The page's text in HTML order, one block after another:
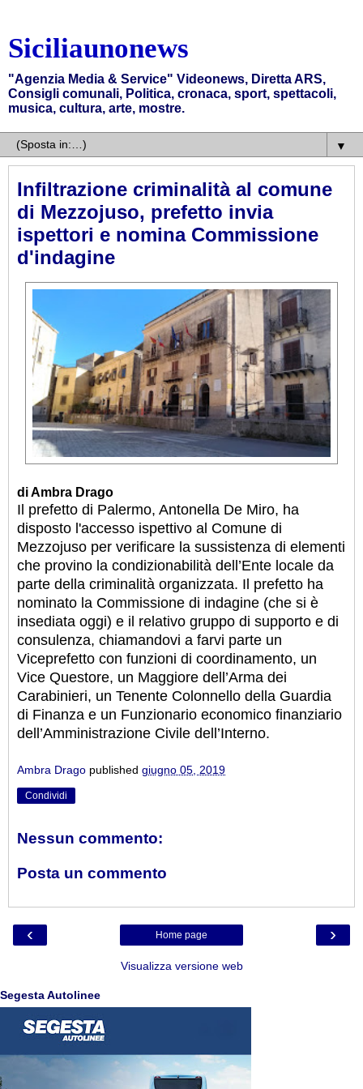
Siciliaunonews
"Agenzia Media & Service" Videonews, Diretta ARS,
Consigli comunali, Politica, cronaca, sport, spettacoli,
musica, cultura, arte, mostre.
▼
Infiltrazione criminalità al comune
di Mezzojuso, prefetto invia
ispettori e nomina Commissione
d'indagine
di Ambra Drago
Il prefetto di Palermo, Antonella De Miro, ha
disposto l'accesso ispettivo al Comune di
Mezzojuso per verificare la sussistenza di elementi
che provino la condizionabilità dell’Ente locale da
parte della criminalità organizzata. Il prefetto ha
nominato la Commissione di indagine (che si è
insediata oggi) e il relativo gruppo di supporto e di
consulenza, chiamandovi a farvi parte un
Viceprefetto con funzioni di coordinamento, un
Vice Questore, un Maggiore dell’Arma dei
Carabinieri, un Tenente Colonnello della Guardia
di Finanza e un Funzionario economico finanziario
dell’Amministrazione Civile dell’Interno.
Ambra Drago published giugno 05, 2019
Condividi
Nessun commento:
Posta un commento
‹ ›
Home page
Visualizza versione web
Segesta Autolinee